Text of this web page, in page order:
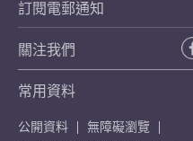
訂閱電郵通知
關注我們
常用資料
公開資料
無障礙瀏覽